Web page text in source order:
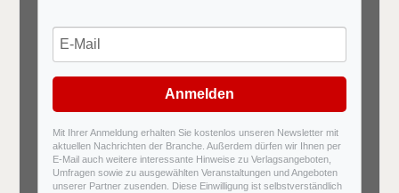
Anmelden
Mit Ihrer Anmeldung erhalten Sie kostenlos unseren Newsletter mit
aktuellen Nachrichten der Branche. Außerdem dürfen wir Ihnen per
E-Mail auch weitere interessante Hinweise zu Verlagsangeboten,
Umfragen sowie zu ausgewählten Veranstaltungen und Angeboten
unserer Partner zusenden. Diese Einwilligung ist selbstverständlich